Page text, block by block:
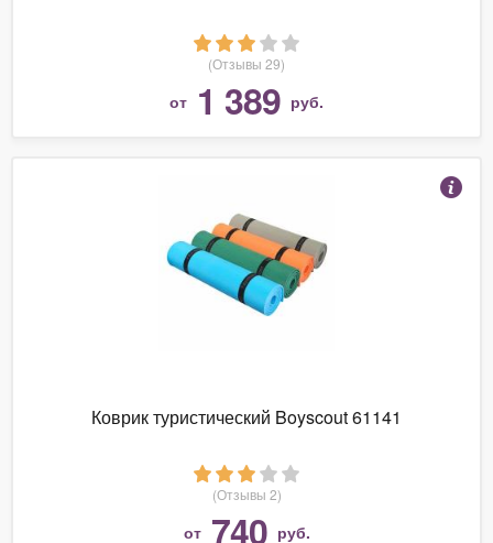
(Отзывы 29)
от 1 389 руб.
Коврик туристический Boyscout 61141
(Отзывы 2)
от 740 руб.